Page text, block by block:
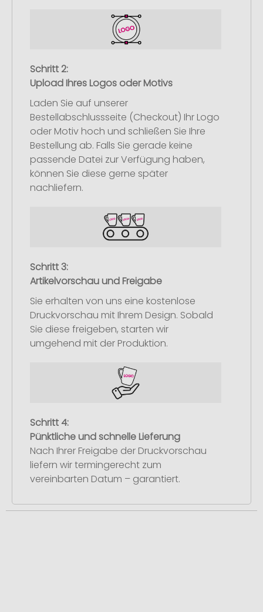
Schritt 2:
Upload Ihres Logos oder Motivs
Laden Sie auf unserer
Bestellabschlussseite (Checkout) Ihr Logo
oder Motiv hoch und schließen Sie Ihre
Bestellung ab. Falls Sie gerade keine
passende Datei zur Verfügung haben,
können Sie diese gerne später
nachliefern.
Schritt 3:
Artikelvorschau und Freigabe
Sie erhalten von uns eine kostenlose
Druckvorschau mit Ihrem Design. Sobald
Sie diese freigeben, starten wir
umgehend mit der Produktion.
Schritt 4:
Pünktliche und schnelle Lieferung
Nach Ihrer Freigabe der Druckvorschau
liefern wir termingerecht zum
vereinbarten Datum – garantiert.